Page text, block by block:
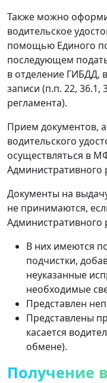
Также можно
водительское
помощью Единого
последующем
в отделение ГИБДД,
записи (п.п. 22, 36.1,
регламента).
Прием документов,
водительского
осуществляться в
Административного
Документы на
не принимаются,
Административного
В них имеются
подчистки,
неуказанные
необходимые
Представлен
Представлены
касается
обмене).
Получение